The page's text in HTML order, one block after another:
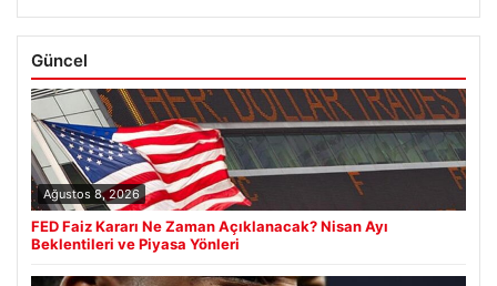
Güncel
Ağustos 8, 2026
FED Faiz Kararı Ne Zaman Açıklanacak? Nisan Ayı
Beklentileri ve Piyasa Yönleri